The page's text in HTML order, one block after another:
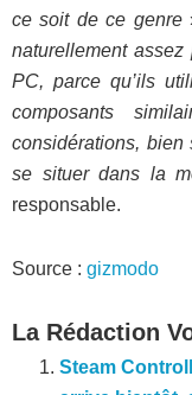
ce soit de ce genre
naturellement
PC, parce qu’ils
composants
considérations, bien
se situer dans la
responsable.
Source : gizmodo
La Rédaction
Steam